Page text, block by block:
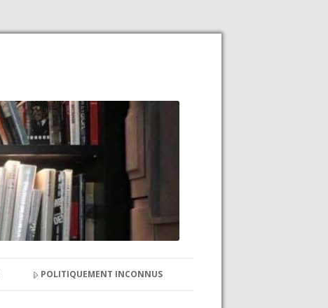
POLITIQUEMENT INCONNUS